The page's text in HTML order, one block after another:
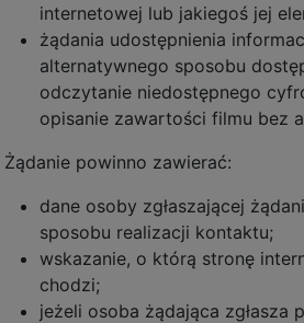
internetowej lub jakiegoś jej
żądania udostępnienia
alternatywnego sposobu
odczytanie niedostępnego
opisanie zawartości filmu bez
Żądanie powinno zawierać:
dane osoby zgłaszającej
sposobu realizacji kontaktu;
wskazanie, o którą stronę
chodzi;
jeżeli osoba żądająca zgłasza